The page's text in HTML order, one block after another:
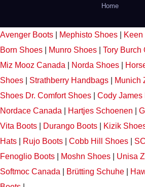
Home
Avenger Boots Mephisto Shoes Keen
Born Shoes
Munro Shoes Tory Burch
Miz Mooz Canada
Norda Shoes
Shoes
Strathberry Handbags Munich
Shoes Dr. Comfort Shoes Cody James
Nordace Canada
Hartjes Schoenen
Vita Boots
Durango Boots Kizik
Hats
Rujo Boots Cobb Hill Shoes
Fenoglio Boots
Moshn Shoes Unisa
Softmoc Canada
Brütting Schuhe